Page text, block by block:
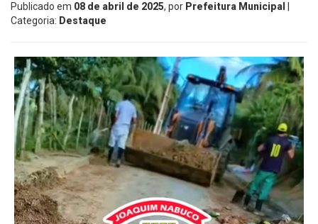
Publicado em 08 de abril de 2025, por Prefeitura Municipal
Categoria: Destaque